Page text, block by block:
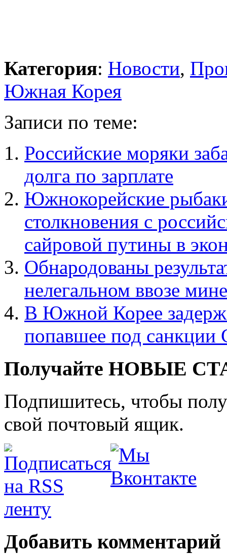
Категория: Новости,
Южная Корея
Записи по теме:
Российские моряки
долга по зарплате
Южнокорейские
столкновения с
сайровой путины в
Обнародованы
нелегальном ввозе
В Южной Корее
попавшее под
Получайте НОВЫЕ
Подпишитесь, чтобы
свой почтовый ящик.
Добавить комментарий